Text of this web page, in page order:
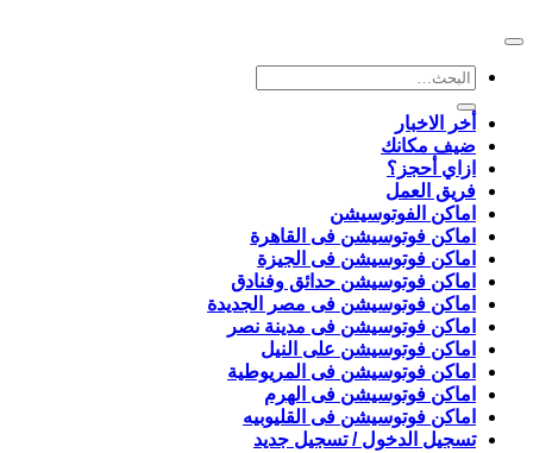
البحث
أخر الاخبار
ضيف مكانك
ازاي أحجز؟
فريق العمل
اماكن الفوتوسيشن
اماكن فوتوسيشن فى القاهرة
اماكن فوتوسيشن فى الجيزة
اماكن فوتوسيشن حدائق وفنادق
اماكن فوتوسيشن فى مصر الجديدة
اماكن فوتوسيشن فى مدينة نصر
اماكن فوتوسيشن على النيل
اماكن فوتوسيشن فى المريوطية
اماكن فوتوسيشن فى الهرم
اماكن فوتوسيشن فى القليوبيه
تسجيل الدخول / تسجيل جديد